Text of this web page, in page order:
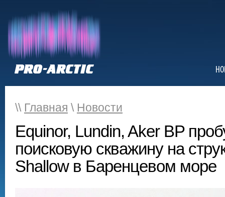
\\ Главная \ Новости
Equinor, Lundin, Aker BP
поисковую скважину на
Shallow в Баренцевом море